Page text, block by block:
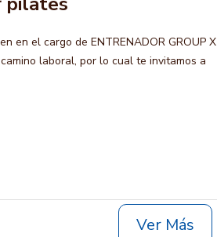
en el cargo de ENTRENADOR GROUP X
laboral, por lo cual te invitamos a
Ver Más